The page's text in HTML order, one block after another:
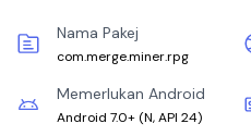
Nama Pakej
com.merge.miner.rpg
Memerlukan Android
Android 7.0+ (N, API 24)